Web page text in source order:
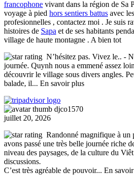
francophone vivant dans la région de Sa
voyage à pied hors sentiers battus avec
profesionnelles , contactez moi . Je suis
histoires de Sapa et de ses habitants
village de haute montagne . A bien tot
N’hésitez pas. Vivez le.. -
journée. Quynh nous a emmené assez
découvrir le village sous divers angles.
balade, il... En savoir plus
djco1570
juillet 20, 2026
Randonné magnifique à un
avons passé une très belle journée riche
niveau des paysages, de la culture du
discussions.
C’est très agréable de pouvoir... En